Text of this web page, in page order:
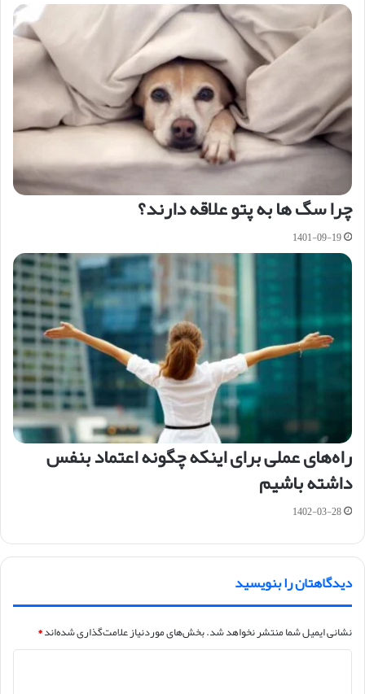
چرا سگ ها به پتو علاقه دارند؟
1401-09-19
راه‌های عملی برای اینکه چگونه اعتماد بنفس
داشته باشیم
1402-03-28
دیدگاهتان را بنویسید
نشانی ایمیل شما منتشر نخواهد شد.بخش‌های موردنیاز علامت‌گذاری شده‌اند*